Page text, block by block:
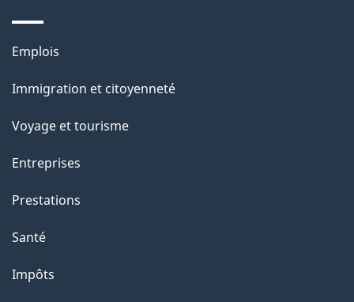
l
a
a
g
Thèmes
sujets
Emplois
Immigration et citoyenneté
Voyage et tourisme
Entreprises
Prestations
Santé
Impôts